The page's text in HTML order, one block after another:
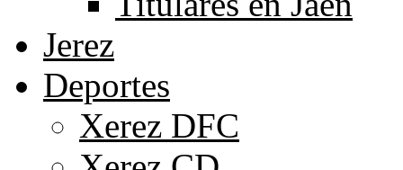
Jerez
Deportes
Xerez DFC